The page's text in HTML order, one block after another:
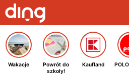
Wakacje
Powrót do
szkoły!
Kaufland